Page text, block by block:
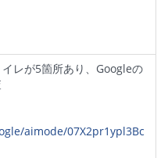
レが5箇所あり、Googleの
aimode/07X2pr1ypl3Bc